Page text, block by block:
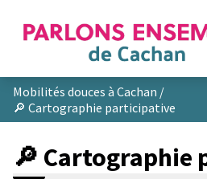
Mobilités douces à Cachan /
🔎 Cartographie participative
🔎